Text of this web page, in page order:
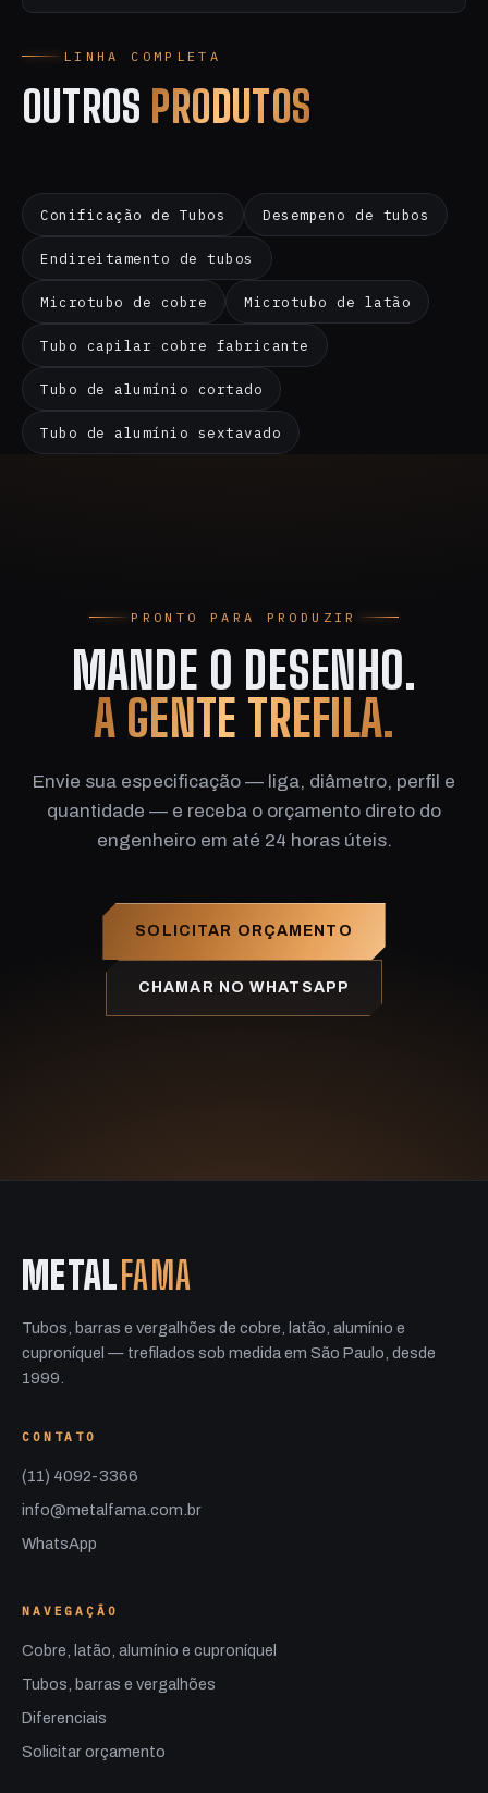
LINHA COMPLETA
OUTROS PRODUTOS
Conificação de Tubos Desempeno de tubos
Endireitamento de tubos
Microtubo de cobre Microtubo de latão
Tubo capilar cobre fabricante
Tubo de alumínio cortado
Tubo de alumínio sextavado
PRONTO PARA PRODUZIR
MANDE O DESENHO.
A GENTE TREFILA.
Envie sua especificação — liga, diâmetro, perfil e
quantidade — e receba o orçamento direto do
engenheiro em até 24 horas úteis.
SOLICITAR ORÇAMENTO
CHAMAR NO WHATSAPP
METAL FAMA
Tubos, barras e vergalhões de cobre, latão, alumínio e
cuproníquel — trefilados sob medida em São Paulo, desde
1999.
CONTATO
(11) 4092-3366
info@metalfama.com.br
WhatsApp
NAVEGAÇÃO
Cobre, latão, alumínio e cuproníquel
Tubos, barras e vergalhões
Diferenciais
Solicitar orçamento